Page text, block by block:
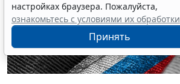
настройках браузера. Пожалуйста,
ознакомьтесь с условиями их обработки
Принять